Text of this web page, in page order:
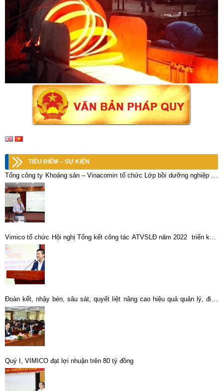
TIÊU ĐIỂM – SỰ KIỆN
Tổng công ty Khoáng sản – Vinacomin tổ chức Lớp bồi dưỡng nghiệp vụ
về Luật đấu thầu
Vimico tổ chức Hội nghị Tổng kết công tác ATVSLĐ năm 2022 triển khai
nhiệm vụ công tác năm 2023
Đoàn kết, nhậy bén, sâu sát, quyết liệt nâng cao hiệu quả quản lý, điều
hành hoạt động sản xuất, kinh doanh toàn Tổng công ty .
Quý I, VIMICO đạt lợi nhuận trên 80 tỷ đồng